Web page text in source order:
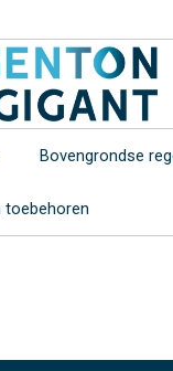
Bovengrondse
toebehoren